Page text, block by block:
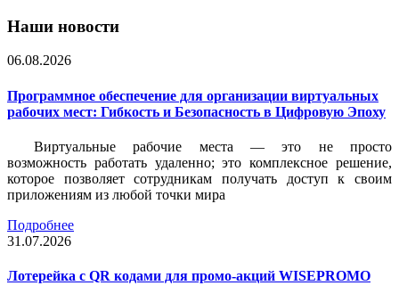
Наши новости
06.08.2026
Программное обеспечение для организации виртуальных
рабочих мест: Гибкость и Безопасность в Цифровую Эпоху
Виртуальные рабочие места — это не просто
возможность работать удаленно; это комплексное решение,
которое позволяет сотрудникам получать доступ к своим
приложениям из любой точки мира
Подробнее
31.07.2026
Лотерейка c QR кодами для промо-акций WISEPROMO